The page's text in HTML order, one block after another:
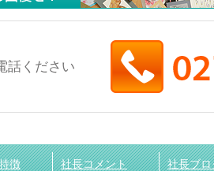
話ください
徴
社長コメント
社長ブロ